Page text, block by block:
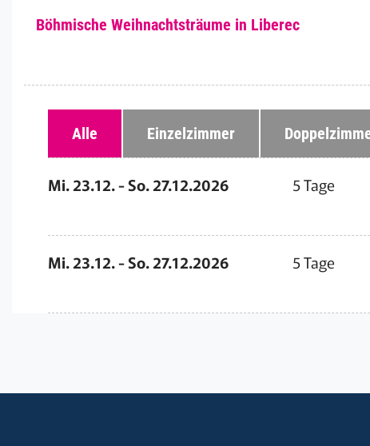
Böhmische Weihnachtsträume in Liberec
Alle Einzelzimmer
Mi. 23.12. - So. 27.12.2026 5 Tage
Mi. 23.12. - So. 27.12.2026 5 Tage